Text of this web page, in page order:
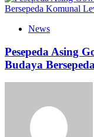
News
Pesepeda Asing
Budaya